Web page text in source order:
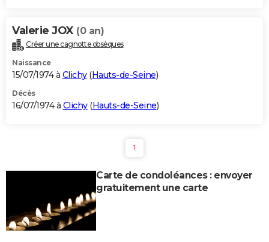
Valerie JOX (0 an)
Créer une cagnotte obsèques
Naissance
15/07/1974 à Clichy(Hauts-de-Seine)
Décès
16/07/1974 à Clichy(Hauts-de-Seine)
1
Carte de condoléances : envoyer
gratuitement une carte